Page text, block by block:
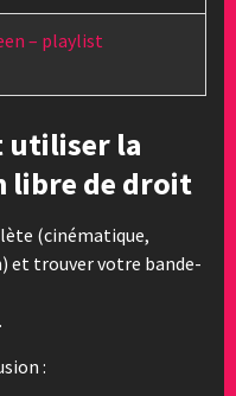
– playlist
utiliser la
libre de droit
(cinématique,
et trouver votre bande-
.
: